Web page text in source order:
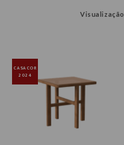
Visualização
CASACOR
2024